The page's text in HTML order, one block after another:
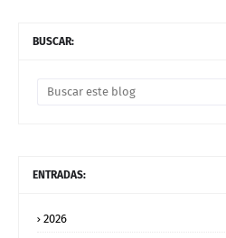
BUSCAR:
ENTRADAS:
2026